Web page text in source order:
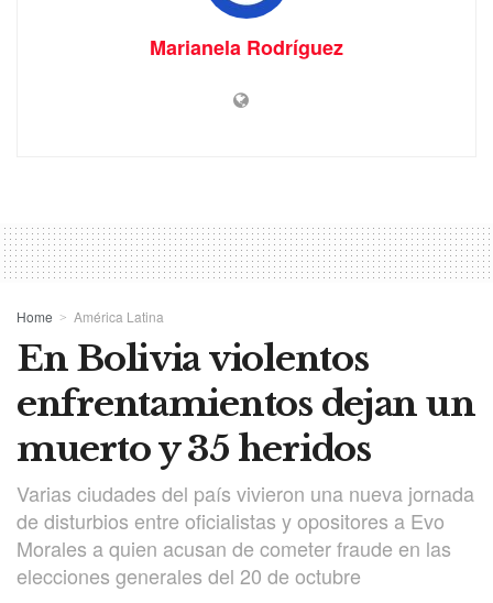
Marianela Rodríguez
Home América Latina
En Bolivia violentos
enfrentamientos dejan un
muerto y 35 heridos
Varias ciudades del país vivieron una nueva jornada
de disturbios entre oficialistas y opositores a Evo
Morales a quien acusan de cometer fraude en las
elecciones generales del 20 de octubre